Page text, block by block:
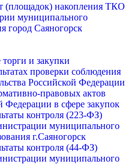
(площадок) накопления ТКО
муниципального
город Саяногорск
и закупки
проверки соблюдения
Российской Федерации
правовых актов
Федерации в сфере закупок
контроля (223-ФЗ)
муниципального
г.Саяногорск
контроля (44-ФЗ)
муниципального